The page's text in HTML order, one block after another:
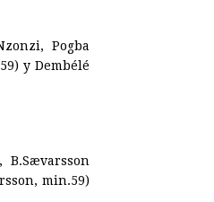
Pogba
y Dembélé
B.Sævarsson
min.59)